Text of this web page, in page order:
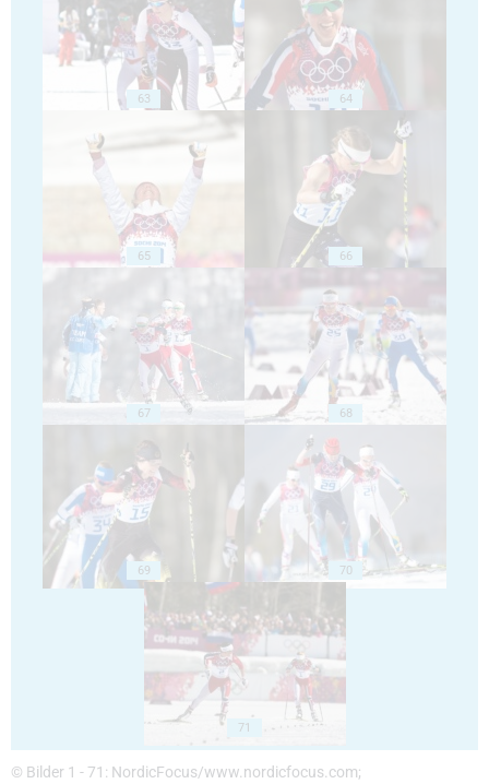
63 64
65 66
67 68
69 70
71
© Bilder 1 - 71: NordicFocus/www.nordicfocus.com;